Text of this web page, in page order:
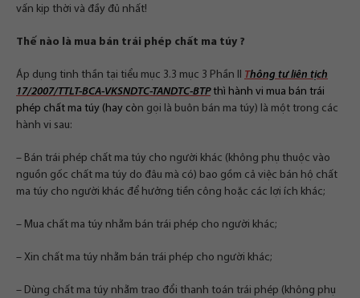
vấn kịp thời và đầy đủ nhất!
Thế nào là mua bán trái phép chất ma túy ?
Áp dụng tinh thần tại tiểu mục 3.3 mục 3 Phần II Thông tư liên tịch
17/2007/TTLT-BCA-VKSNDTC-TANDTC-BTPthì hành vi mua bán trái
phép chất ma túy (hay còn gọi là buôn bán ma túy) là một trong các
hành vi sau:
– Bán trái phép chất ma túy cho người khác (không phụ thuộc vào
nguồn gốc chất ma túy do đâu mà có) bao gồm cả việc bán hộ chất
ma túy cho người khác để hưởng tiền công hoặc các lợi ích khác;
– Mua chất ma túy nhằm bán trái phép cho người khác;
– Xin chất ma túy nhằm bán trái phép cho người khác;
– Dùng chất ma túy nhằm trao đổi thanh toán trái phép (không phụ